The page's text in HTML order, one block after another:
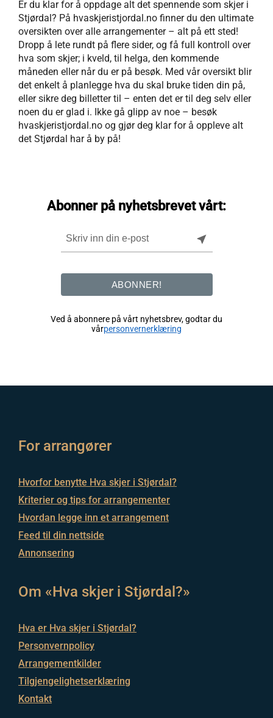
Er du klar for å oppdage alt det spennende som skjer i
Stjørdal? På hvaskjeristjordal.no finner du den ultimate
oversikten over alle arrangementer – alt på ett sted!
Dropp å lete rundt på flere sider, og få full kontroll over
hva som skjer; i kveld, til helga, den kommende
måneden eller når du er på besøk. Med vår oversikt blir
det enkelt å planlegge hva du skal bruke tiden din på,
eller sikre deg billetter til – enten det er til deg selv eller
noen du er glad i. Ikke gå glipp av noe – besøk
hvaskjeristjordal.no og gjør deg klar for å oppleve alt
det Stjørdal har å by på!
Abonner på nyhetsbrevet vårt:
near_me
ABONNER!
Ved å abonnere på vårt nyhetsbrev, godtar du
vårpersonvernerklæring
For arrangører
Hvorfor benytte Hva skjer i Stjørdal?
Kriterier og tips for arrangementer
Hvordan legge inn et arrangement
Feed til din nettside
Annonsering
Om «Hva skjer i Stjørdal?»
Hva er Hva skjer i Stjørdal?
Personvernpolicy
Arrangementkilder
Tilgjengelighetserklæring
Kontakt